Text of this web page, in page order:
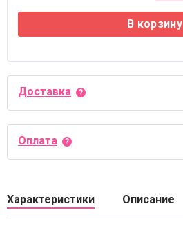
В корзину
Доставка
Оплата
Характеристики Описание